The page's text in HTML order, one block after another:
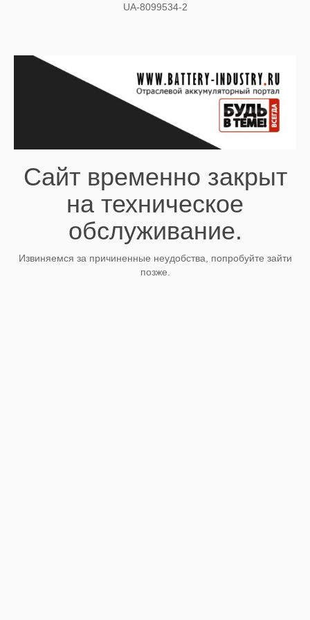
UA-8099534-2
Сайт временно закрыт
на техническое
обслуживание.
Извиняемся за причиненные неудобства, попробуйте зайти
позже.